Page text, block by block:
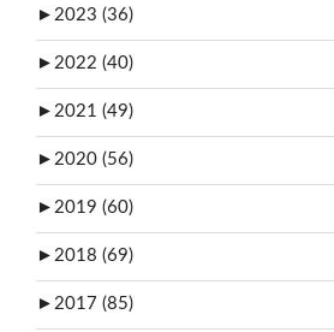
► 2023 (36)
► 2022 (40)
► 2021 (49)
► 2020 (56)
► 2019 (60)
► 2018 (69)
► 2017 (85)